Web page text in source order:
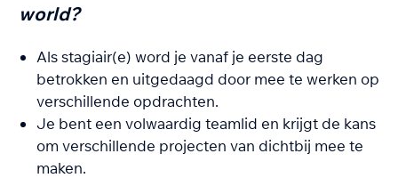
world?
Als stagiair(e) word je vanaf je eerste dag
betrokken en uitgedaagd door mee te werken op
verschillende opdrachten.
Je bent een volwaardig teamlid en krijgt de kans
om verschillende projecten van dichtbij mee te
maken.